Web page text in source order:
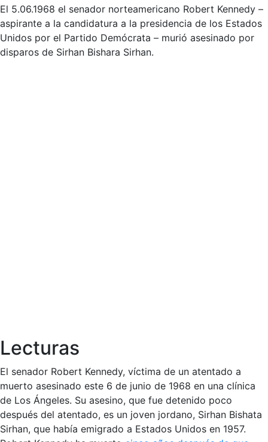
El 5.06.1968 el senador norteamericano Robert Kennedy –
aspirante a la candidatura a la presidencia de los Estados
Unidos por el Partido Demócrata – murió asesinado por
disparos de Sirhan Bishara Sirhan.
Lecturas
El senador Robert Kennedy, víctima de un atentado a
muerto asesinado este 6 de junio de 1968 en una clínica
de Los Ángeles. Su asesino, que fue detenido poco
después del atentado, es un joven jordano, Sirhan Bishata
Sirhan, que había emigrado a Estados Unidos en 1957.